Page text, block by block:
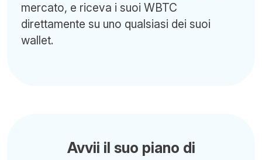
mercato, e riceva i suoi WBTC
direttamente su uno qualsiasi dei suoi
wallet.
Avvii il suo piano di